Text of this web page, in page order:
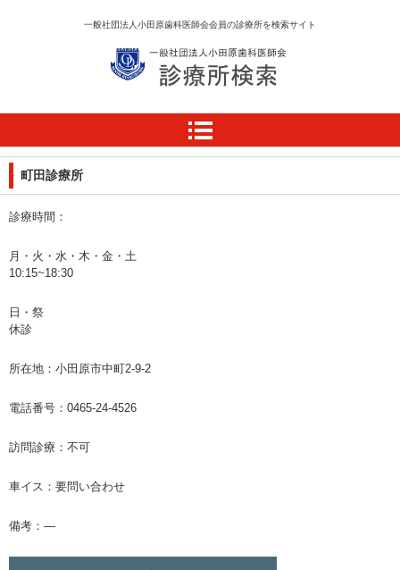
一般社団法人小田原歯科医師会会員の診療所を検索サイト
町田診療所
診療時間：
月・火・水・木・金・土
10:15~18:30
日・祭
休診
所在地：小田原市中町2-9-2
電話番号： 0465-24-4526
訪問診療：不可
車イス：要問い合わせ
備考：―